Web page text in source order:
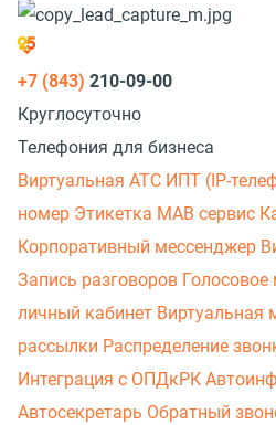
+7 (843) 210-09-00
Круглосуточно
Телефония для бизнеса
Виртуальная АТС ИПТ (IP-
номер Этикетка МАВ сервис
Корпоративный мессенджер
Запись разговоров
личный кабинет Виртуальная
рассылки Распределение
Интеграция с ОПДкРК
Автосекретарь Обратный